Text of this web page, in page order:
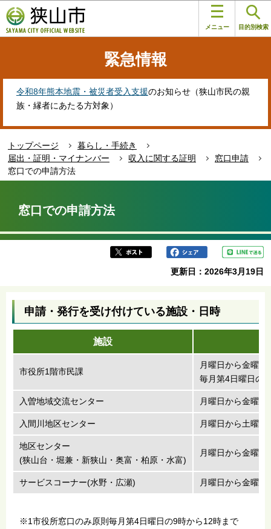
の
ペ
す
メニュー 目的別検索
緊急情報
令和8年熊本地震・被災者受入支援のお知らせ（狭山市民の親
族・縁者にあたる方対象）
トップページ
暮らし・手続き
届出・証明・マイナンバー
収入に関する証明
窓口申請
窓口での申請方法
か
窓口での申請方法
更新日：2026年3月19日
申請・発行を受け付けている施設・日時
施設
市役所1階市民課
月曜日から金曜
毎月第4日曜日の
入曽地域交流センター 月曜日から金曜
入間川地区センター 月曜日から土曜
地区センター
(狭山台・堀兼・新狭山・奥富・柏原・水富)
月曜日から金曜
サービスコーナー(水野・広瀬) 月曜日から金曜
※1市役所窓口のみ原則毎月第4日曜日の9時から12時まで